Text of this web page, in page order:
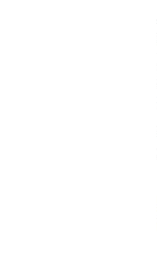
Priset på Idrepasset
lönar sig nästan alltid
bästa priset. Även om
vanligtvis billigare att
Genom att boka ditt
när du kommer fram